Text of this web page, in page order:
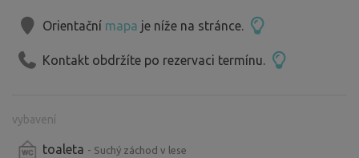
Orientační mapa je níže na stránce.
Kontakt obdržíte po rezervaci termínu.
vybavení
toaleta - Suchý záchod v lese